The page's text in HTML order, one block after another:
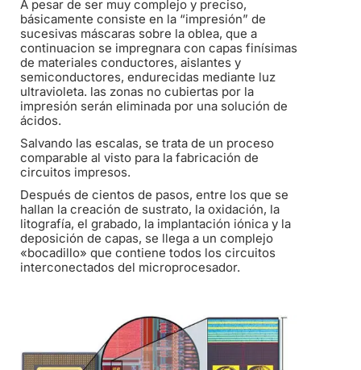
A pesar de ser muy complejo y preciso,
básicamente consiste en la “impresión” de
sucesivas máscaras sobre la oblea, que a
continuacion se impregnara con capas finísimas
de materiales conductores, aislantes y
semiconductores, endurecidas mediante luz
ultravioleta. las zonas no cubiertas por la
impresión serán eliminada por una solución de
ácidos.
Salvando las escalas, se trata de un proceso
comparable al visto para la fabricación de
circuitos impresos.
Después de cientos de pasos, entre los que se
hallan la creación de sustrato, la oxidación, la
litografía, el grabado, la implantación iónica y la
deposición de capas, se llega a un complejo
«bocadillo» que contiene todos los circuitos
interconectados del microprocesador.